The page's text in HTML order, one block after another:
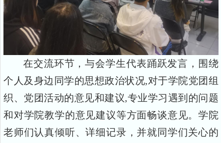
在交流环节，与会学生代表踊跃发言，围绕
个人及身边同学的思想政治状况,对于学院党团组
织、党团活动的意见和建议,专业学习遇到的问题
和对学院教学的意见建议等方面畅谈意见。学院
老师们认真倾听、详细记录，并就同学们关心的